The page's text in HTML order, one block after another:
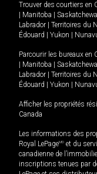
Trouver des courtiers en
Manitoba
Labrador
Territoires du
Édouard
Yukon
Parcourir les bureaux en
Manitoba
Labrador
Territoires du
Édouard
Yukon
Afficher les propriétés
Canada
Les informations des
Royal LePageMD et du
canadienne de
inscriptions tenues par